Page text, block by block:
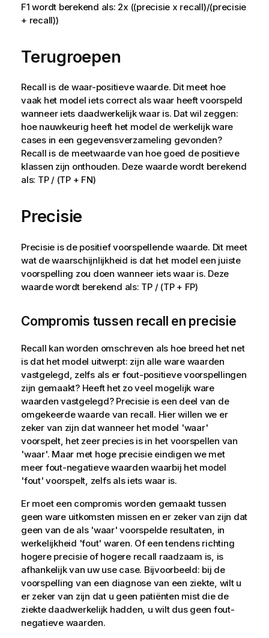
F1 wordt berekend als: 2x ((precisie x recall)/(precisie
+ recall))
Terugroepen
Recall is de waar-positieve waarde. Dit meet hoe
vaak het model iets correct als waar heeft voorspeld
wanneer iets daadwerkelijk waar is. Dat wil zeggen:
hoe nauwkeurig heeft het model de werkelijk ware
cases in een gegevensverzameling gevonden?
Recall is de meetwaarde van hoe goed de positieve
klassen zijn onthouden. Deze waarde wordt berekend
als: TP / (TP + FN)
Precisie
Precisie is de positief voorspellende waarde. Dit meet
wat de waarschijnlijkheid is dat het model een juiste
voorspelling zou doen wanneer iets waar is. Deze
waarde wordt berekend als: TP / (TP + FP)
Compromis tussen recall en precisie
Recall kan worden omschreven als hoe breed het net
is dat het model uitwerpt: zijn alle ware waarden
vastgelegd, zelfs als er fout-positieve voorspellingen
zijn gemaakt? Heeft het zo veel mogelijk ware
waarden vastgelegd? Precisie is een deel van de
omgekeerde waarde van recall. Hier willen we er
zeker van zijn dat wanneer het model 'waar'
voorspelt, het zeer precies is in het voorspellen van
'waar'. Maar met hoge precisie eindigen we met
meer fout-negatieve waarden waarbij het model
'fout' voorspelt, zelfs als iets waar is.
Er moet een compromis worden gemaakt tussen
geen ware uitkomsten missen en er zeker van zijn dat
geen van de als 'waar' voorspelde resultaten, in
werkelijkheid 'fout' waren. Of een tendens richting
hogere precisie of hogere recall raadzaam is, is
afhankelijk van uw use case. Bijvoorbeeld: bij de
voorspelling van een diagnose van een ziekte, wilt u
er zeker van zijn dat u geen patiënten mist die de
ziekte daadwerkelijk hadden, u wilt dus geen fout-
negatieve waarden.